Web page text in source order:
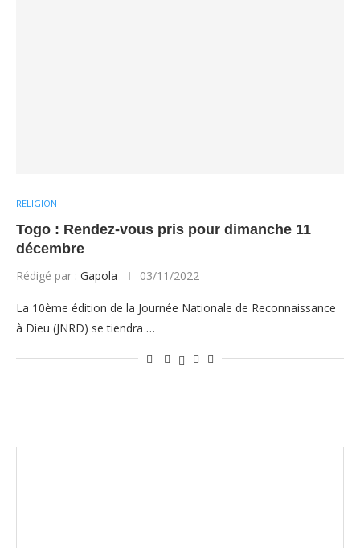
RELIGION
Togo : Rendez-vous pris pour dimanche 11
décembre
Rédigé par : Gapola 03/11/2022
La 10ème édition de la Journée Nationale de Reconnaissance
à Dieu (JNRD) se tiendra …